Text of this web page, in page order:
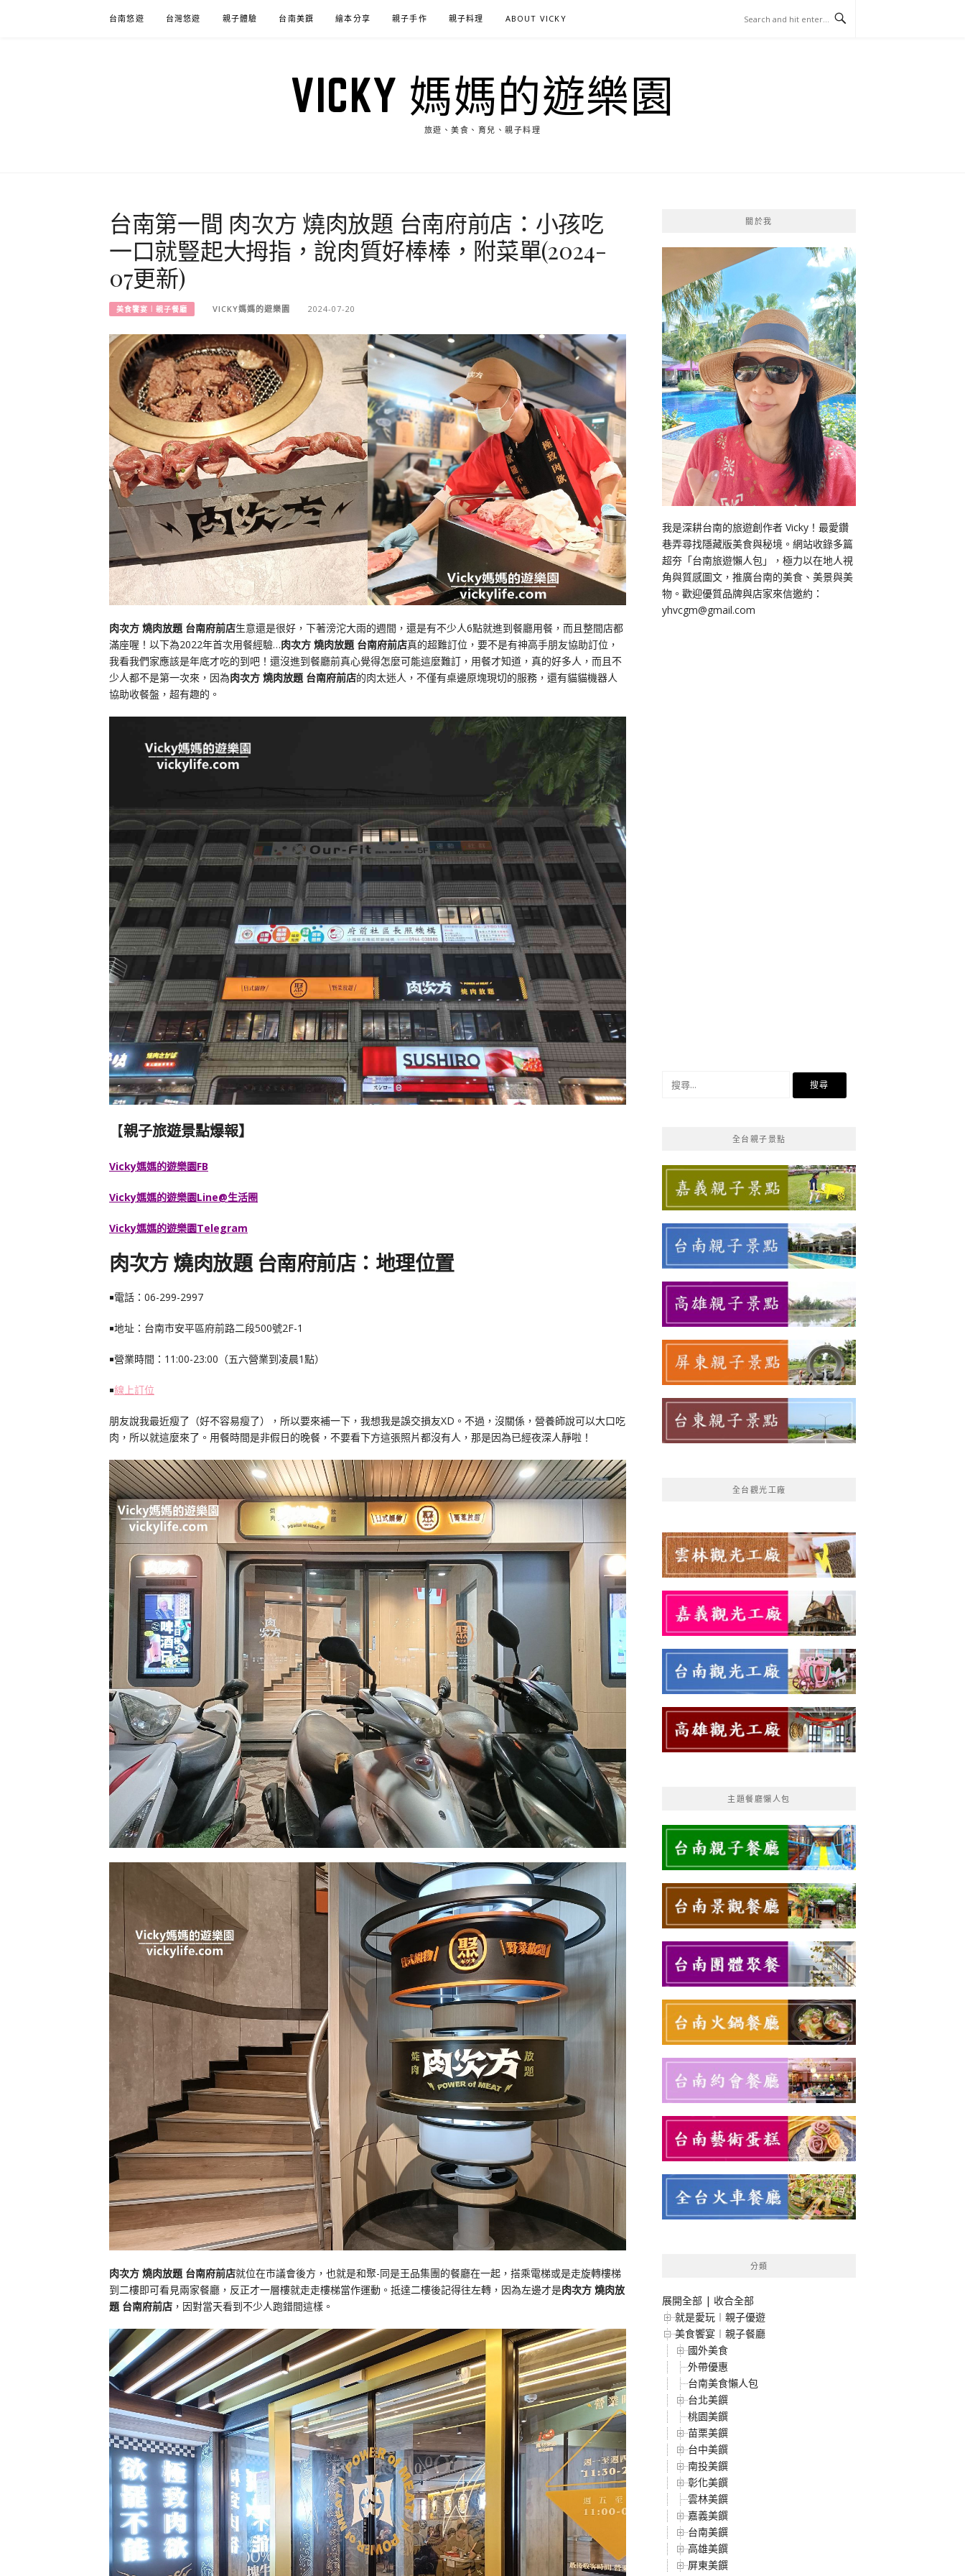
台南悠遊 台灣悠遊 親子體驗 台南美饌 繪本分享 親子手作 親子料理 ABOUT VICKY
VICKY 媽媽的遊樂園
旅遊、美食、育兒、親子料理
台南第一間 肉次方 燒肉放題 台南府前店：小孩吃
一口就豎起大拇指，說肉質好棒棒，附菜單(2024-
07更新)
美食饗宴︱親子餐廳 VICKY媽媽的遊樂園 2024-07-20
肉次方 燒肉放題 台南府前店生意還是很好，下著滂沱大雨的週間，還是有不少人6點就進到餐廳用餐，而且整間店都
滿座喔！以下為2022年首次用餐經驗…肉次方 燒肉放題 台南府前店真的超難訂位，要不是有神高手朋友協助訂位，
我看我們家應該是年底才吃的到吧！還沒進到餐廳前真心覺得怎麼可能這麼難訂，用餐才知道，真的好多人，而且不
少人都不是第一次來，因為肉次方 燒肉放題 台南府前店的肉太迷人，不僅有桌邊原塊現切的服務，還有貓貓機器人
協助收餐盤，超有趣的。
【親子旅遊景點爆報】
Vicky媽媽的遊樂園FB
Vicky媽媽的遊樂園Line@生活圈
Vicky媽媽的遊樂園Telegram
肉次方 燒肉放題 台南府前店：地理位置
￭電話： 06-299-2997
￭地址：台南市安平區府前路二段500號2F-1
￭營業時間：11:00-23:00（五六營業到凌晨1點）
￭線上訂位
朋友說我最近瘦了（好不容易瘦了），所以要來補一下，我想我是誤交損友XD。不過，沒關係，營養師說可以大口吃
肉，所以就這麼來了。用餐時間是非假日的晚餐，不要看下方這張照片都沒有人，那是因為已經夜深人靜啦！
肉次方 燒肉放題 台南府前店就位在市議會後方，也就是和聚-同是王品集團的餐廳在一起，搭乘電梯或是走旋轉樓梯
到二樓即可看見兩家餐廳，反正才一層樓就走走樓梯當作運動。抵達二樓後記得往左轉，因為左邊才是肉次方 燒肉放
題 台南府前店 ，因對當天看到不少人跑錯間這樣。
關於我
我是深耕台南的旅遊創作者 Vicky！最愛鑽
巷弄尋找隱藏版美食與秘境。網站收錄多篇
超夯「台南旅遊懶人包」，極力以在地人視
角與質感圖文，推廣台南的美食、美景與美
物。歡迎優質品牌與店家來信邀約：
yhvcgm@gmail.com
全台親子景點
全台觀光工廠
主題餐廳懶人包
分類
展開全部 | 收合全部
就是愛玩︱親子優遊
美食饗宴︱親子餐廳
國外美食
外帶優惠
台南美食懶人包
台北美饌
桃園美饌
苗栗美饌
台中美饌
南投美饌
彰化美饌
雲林美饌
嘉義美饌
台南美饌
高雄美饌
屏東美饌